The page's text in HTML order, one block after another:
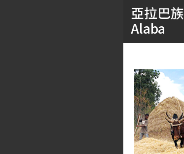
亞拉巴族
Alaba